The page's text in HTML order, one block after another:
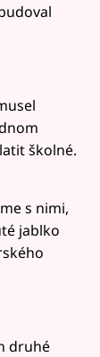
školné.
s nimi,
jablko
druhé